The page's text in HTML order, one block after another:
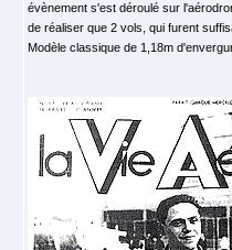
évènement s'est déroulé sur
de réaliser que 2 vols, qui furent
Modèle classique de 1,18m